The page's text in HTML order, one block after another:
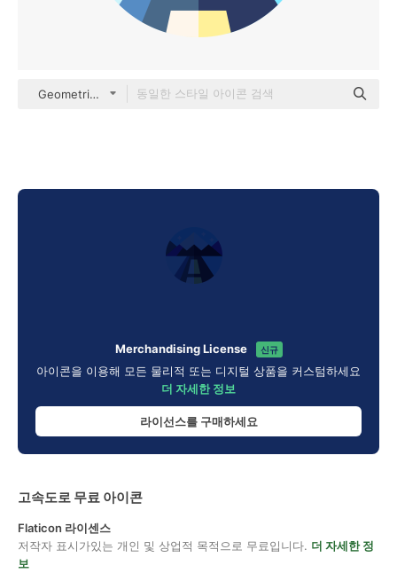
Geometric Flat Circular Flat
Merchandising License 신규
아이콘을 이용해 모든 물리적 또는 디지털 상품을 커스텀하세요
더 자세한 정보
라이선스를 구매하세요
고속도로 무료 아이콘
Flaticon 라이센스
저작자 표시가있는 개인 및 상업적 목적으로 무료입니다. 더 자세한 정
보